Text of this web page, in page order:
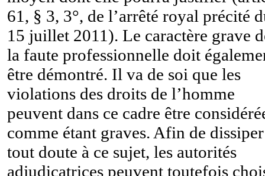
61, § 3, 3°, de l’arrêté royal précité
15 juillet 2011). Le caractère grave
la faute professionnelle doit
être démontré. Il va de soi que les
violations des droits de l’homme
peuvent dans ce cadre être
comme étant graves. Afin de dissiper
tout doute à ce sujet, les autorités
adjudicatrices peuvent toutefois